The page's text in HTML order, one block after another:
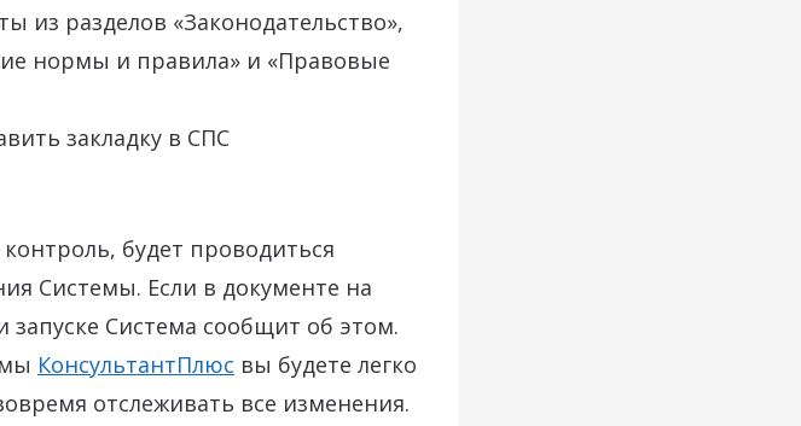
из разделов «Законодательство»,
нормы и правила» и «Правовые
закладку в СПС
будет проводиться
Системы. Если в документе на
Система сообщит об этом.
КонсультантПлюс вы будете легко
отслеживать все изменения.